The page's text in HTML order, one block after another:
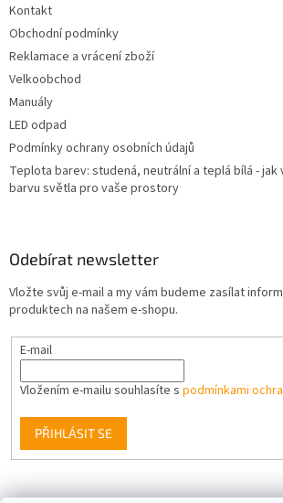
Kontakt
Obchodní podmínky
Reklamace a vrácení zboží
Velkoobchod
Manuály
LED odpad
Podmínky ochrany osobních údajů
Teplota barev: studená, neutrální a teplá bílá -
barvu světla pro vaše prostory
Odebírat newsletter
Vložte svůj e-mail a my vám budeme zasílat
produktech na našem e-shopu.
E-mail
Vložením e-mailu souhlasíte s podmínkami
PŘIHLÁSIT SE